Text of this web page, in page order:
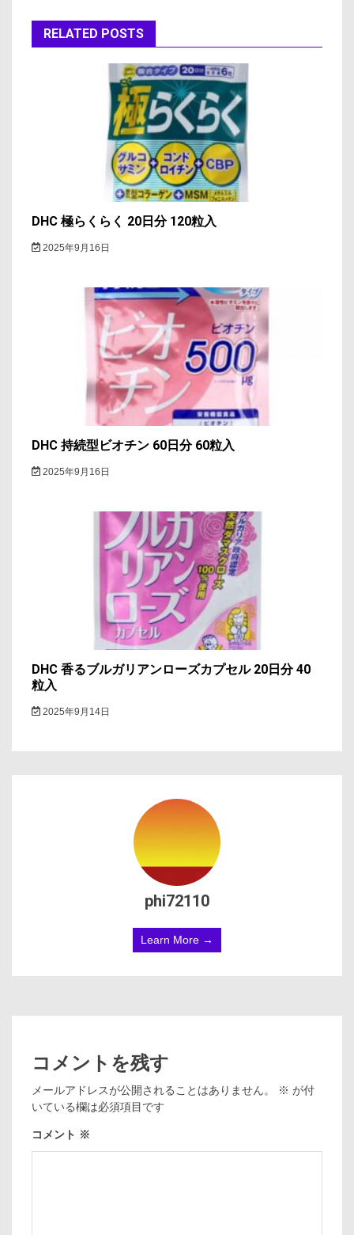
ー RELATED POSTS
DHC 極らくらく 20日分 120粒入
2025年9月16日
DHC 持続型ビオチン 60日分 60粒入
2025年9月16日
DHC 香るブルガリアンローズカプセル 20日分 40
粒入
2025年9月14日
phi72110
Learn More →
コメントを残す
メールアドレスが公開されることはありません。 ※ が付
いている欄は必須項目です
コメント ※